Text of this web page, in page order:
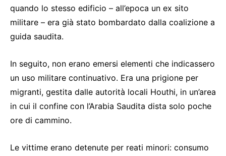
quando lo stesso edificio – all’epoca un ex sito
militare – era già stato bombardato dalla coalizione a
guida saudita.
In seguito, non erano emersi elementi che indicassero
un uso militare continuativo. Era una prigione per
migranti, gestita dalle autorità locali Houthi, in un’area
in cui il confine con l’Arabia Saudita dista solo poche
ore di cammino.
Le vittime erano detenute per reati minori: consumo